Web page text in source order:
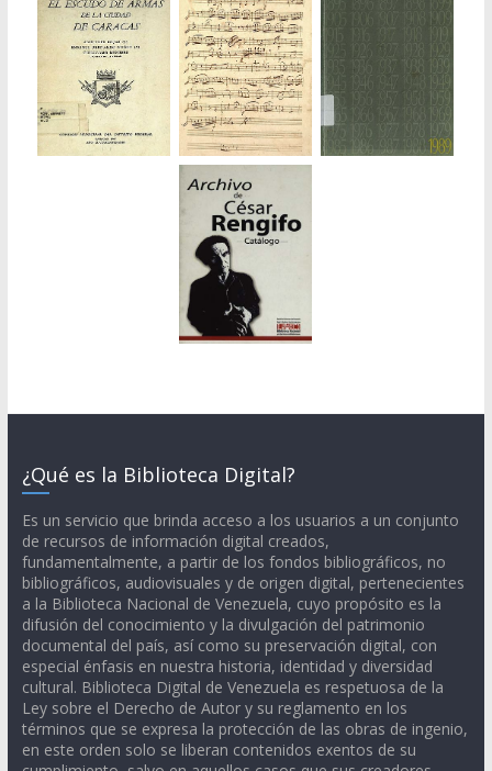
¿Qué es la Biblioteca Digital?
Es un servicio que brinda acceso a los usuarios a un conjunto
de recursos de información digital creados,
fundamentalmente, a partir de los fondos bibliográficos, no
bibliográficos, audiovisuales y de origen digital, pertenecientes
a la Biblioteca Nacional de Venezuela, cuyo propósito es la
difusión del conocimiento y la divulgación del patrimonio
documental del país, así como su preservación digital, con
especial énfasis en nuestra historia, identidad y diversidad
cultural. Biblioteca Digital de Venezuela es respetuosa de la
Ley sobre el Derecho de Autor y su reglamento en los
términos que se expresa la protección de las obras de ingenio,
en este orden solo se liberan contenidos exentos de su